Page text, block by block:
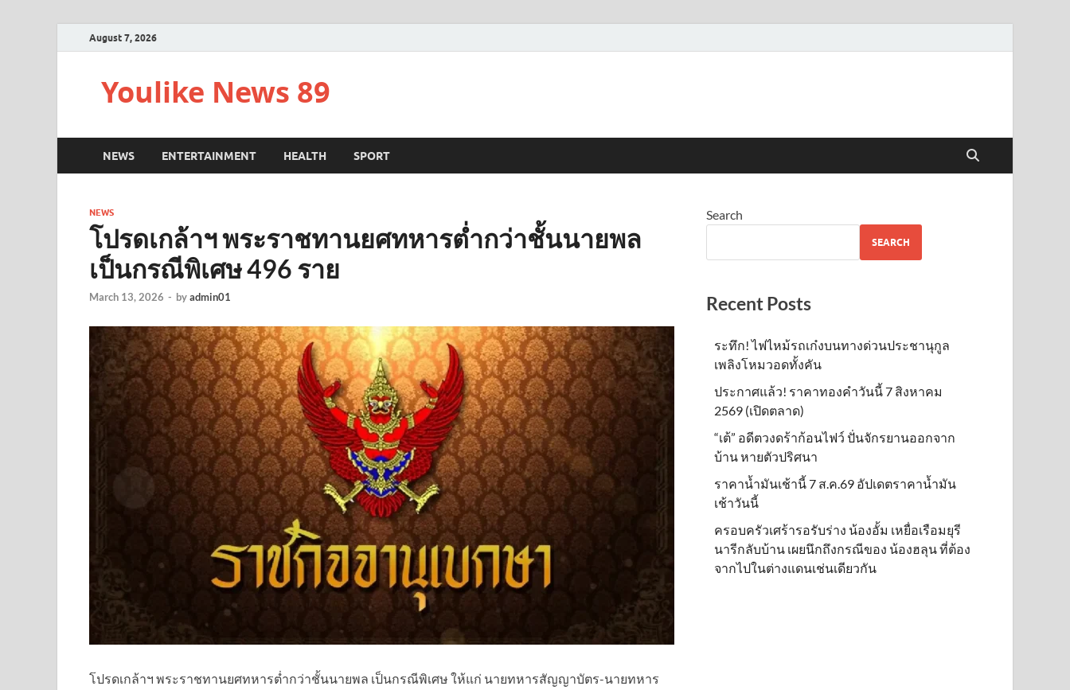
August 7, 2026
Youlike News 89
NEWS ENTERTAINMENT HEALTH SPORT
NEWS
โปรดเกล้าฯ พระราชทานยศทหารต่ำกว่าชั้นนายพล
เป็นกรณีพิเศษ 496 ราย
March 13, 2026 - byadmin01
โปรดเกล้าฯ พระราชทานยศทหารต่ำกว่าชั้นนายพล เป็นกรณีพิเศษ ให้แก่ นายทหารสัญญาบัตร-นายทหาร
Search
SEARCH
Recent Posts
ระทึก! ไฟไหม้รถเก๋งบนทางด่วนประชานุกูล
เพลิงโหมวอดทั้งคัน
ประกาศแล้ว! ราคาทองคำวันนี้ 7 สิงหาคม
2569 (เปิดตลาด)
“เต้” อดีตวงดร้าก้อนไฟว์ ปั่นจักรยานออกจาก
บ้าน หายตัวปริศนา
ราคาน้ำมันเช้านี้ 7 ส.ค.69 อัปเดตราคาน้ำมัน
เช้าวันนี้
ครอบครัวเศร้ารอรับร่าง น้องอั้ม เหยื่อเรือมยุรี
นารีกลับบ้าน เผยนึกถึงกรณีของ น้องฮลุน ที่ต้อง
จากไปในต่างแดนเช่นเดียวกัน